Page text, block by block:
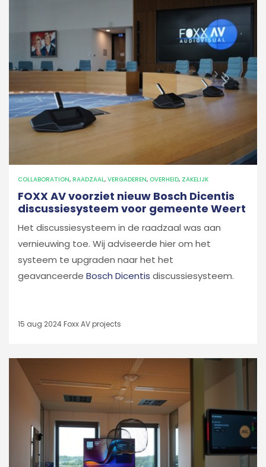
COLLABORATION, RAADZAAL, VERGADEREN, OVERHEID, ZAKELIJK
FOXX AV voorziet nieuw Bosch Dicentis
discussiesysteem voor gemeente Weert
Het discussiesysteem in de raadzaal was aan
vernieuwing toe. Wij adviseerde hier om het
systeem te upgraden naar het het
geavanceerde Bosch Dicentis discussiesysteem.
15 aug 2024Foxx AV projects